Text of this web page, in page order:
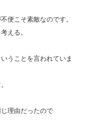
便こそ素敵なのです。
える。
うことを言われていま
理由だったので